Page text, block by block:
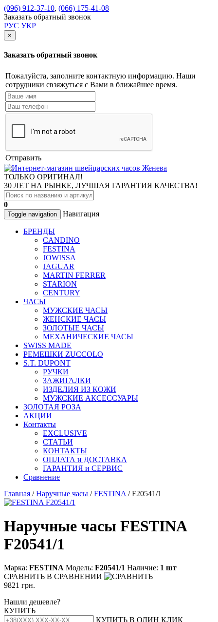
(096) 912-37-10, (066) 175-41-08
Заказать обратный звонок
РУС УКР
×
Заказать обратный звонок
Пожалуйста, заполните контактную информацию. Наши
сотрудники свзяжуться с Вами в ближайшее время.
Отправить
ТОЛЬКО ОРИГИНАЛ!
30 ЛЕТ НА РЫНКЕ, ЛУЧШАЯ ГАРАНТИЯ КАЧЕСТВА!
0
Toggle navigation Навигация
БРЕНДЫ
CANDINO
FESTINA
JOWISSA
JAGUAR
MARTIN FERRER
STARION
CENTURY
ЧАСЫ
МУЖСКИЕ ЧАСЫ
ЖЕНСКИЕ ЧАСЫ
ЗОЛОТЫЕ ЧАСЫ
МЕХАНИЧЕСКИЕ ЧАСЫ
SWISS MADE
РЕМЕШКИ ZUCCOLO
S.T. DUPONT
РУЧКИ
ЗАЖИГАЛКИ
ИЗДЕЛИЯ ИЗ КОЖИ
МУЖСКИЕ АКСЕССУАРЫ
ЗОЛОТАЯ РОЗА
АКЦИИ
Контакты
EXCLUSIVE
СТАТЬИ
КОНТАКТЫ
ОПЛАТА и ДОСТАВКА
ГАРАНТИЯ и СЕРВИС
Сравнение
Главная /Наручные часы /FESTINA / F20541/1
Наручные часы FESTINA
F20541/1
Марка: FESTINA Модель: F20541/1 Наличие: 1 шт
СРАВНИТЬ В СРАВНЕНИИ
9821 грн.
Нашли дешевле?
КУПИТЬ
КУПИТЬ В ОДИН КЛИК